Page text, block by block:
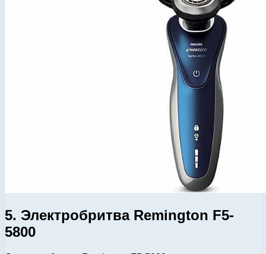
5. Электробритва Remington F5-
5800